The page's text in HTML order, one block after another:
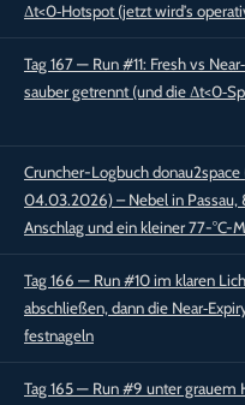
Δt<0‑Hotspot (jetzt wird’s
Tag 167 — Run #11: Fresh vs
sauber getrennt (und die
Cruncher-Logbuch
04.03.2026) – Nebel in Passau,
Anschlag und ein kleiner 77-°C-
Tag 166 — Run #10 im klaren
abschließen, dann die
festnageln
Tag 165 — Run #9 unter grauem